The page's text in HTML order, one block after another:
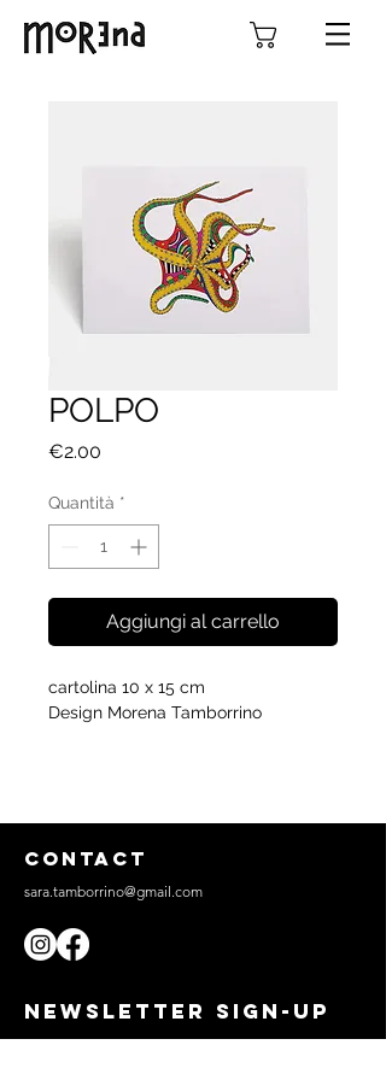
POLPO
€2.00
Quantità *
Aggiungi al carrello
cartolina 10 x 15 cm
Design Morena Tamborrino
CONTACT
sara.tamborrino@gmail.com
NEWSLETTER SIGN-UP